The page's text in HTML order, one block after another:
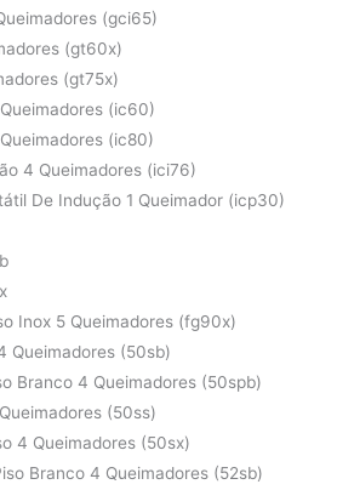
(gci65)
(gt60x)
(gt75x)
(ic60)
(ic80)
4 Queimadores (ici76)
De Indução 1 Queimador (icp30)
Inox 5 Queimadores (fg90x)
Queimadores (50sb)
Branco 4 Queimadores (50spb)
(50ss)
4 Queimadores (50sx)
Branco 4 Queimadores (52sb)